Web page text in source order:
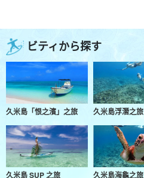
ビティから探す
久米島「恨之濱」之旅 久米島浮潛之旅
久米島 SUP 之旅 久米島海龜之旅